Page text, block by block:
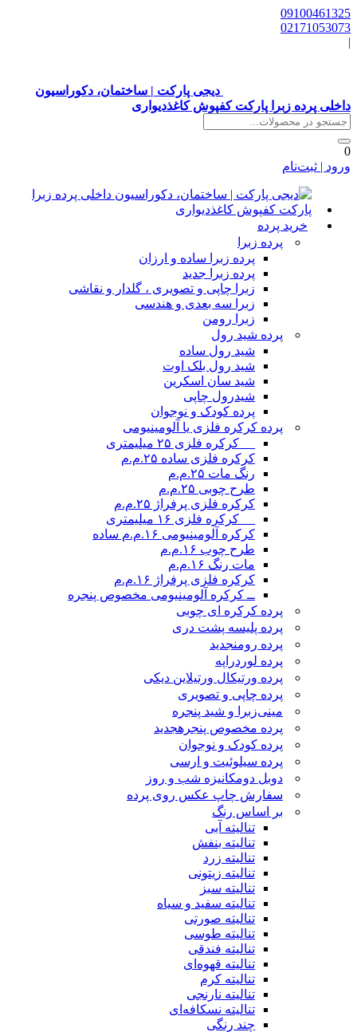
دیجی پارکت | ساختمان، دکوراسیون
پرده زبرا پارکت کفپوش کاغذدیواری
| ثبت‌نام
خرید پرده
پرده زبرا
پرده زبرا ساده و ارزان
پرده زبرا جدید
زبرا چاپی و تصویری ، گلدار و نقاشی
زبرا سه بعدی و هندسی
زبرا رومن
پرده شید رول
شید رول ساده
شید رول بلک اوت
شید سان اسکرین
شیدرول چاپی
پرده کودک و نوجوان
پرده کرکره فلزی یا آلومینیومی
__ کرکره فلزی ۲۵ میلیمتری
کرکره فلزی ساده ۲۵.م.م
رنگ مات ۲۵.م.م
طرح چوبی ۲۵.م.م
کرکره فلزی پرفراژ ۲۵.م.م
__ کرکره فلزی ۱۶ میلیمتری
کرکره آلومینیومی ۱۶.م.م ساده
طرح چوب ۱۶.م.م
مات رنگ ۱۶.م.م
کرکره فلزی پرفراژ ۱۶.م.م
ــ کرکره آلومینیومی مخصوص پنجره
پرده کرکره ای چوبی
پرده پلیسه پشت دری
پرده رومنجدید
پرده لوردراپه
پرده ورتیکال ورتیلاین دیکی
پرده چاپی و تصویری
مینی‌زبرا و شید پنجره
پرده مخصوص پنجره جدید
پرده کودک و نوجوان
پرده سیلوئیت و ارسی
دوبل دومکانیزه شب و روز
سفارش چاپ عکس روی پرده
بر اساس رنگ
تنالیته آبی
تنالیته بنفش
تنالیته زرد
تنالیته زیتونی
تنالیته سبز
تنالیته سفید و سیاه
تنالیته صورتی
تنالیته طوسی
تنالیته فندقی
تنالیته قهوه‌ای
تنالیته کرم
تنالیته نارنجی
تنالیته نسکافه‌ای
چند رنگی